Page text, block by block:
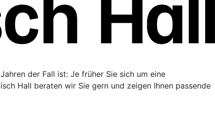
der Fall ist: Je früher Sie sich um eine
Hall beraten wir Sie gern und zeigen Ihnen passende